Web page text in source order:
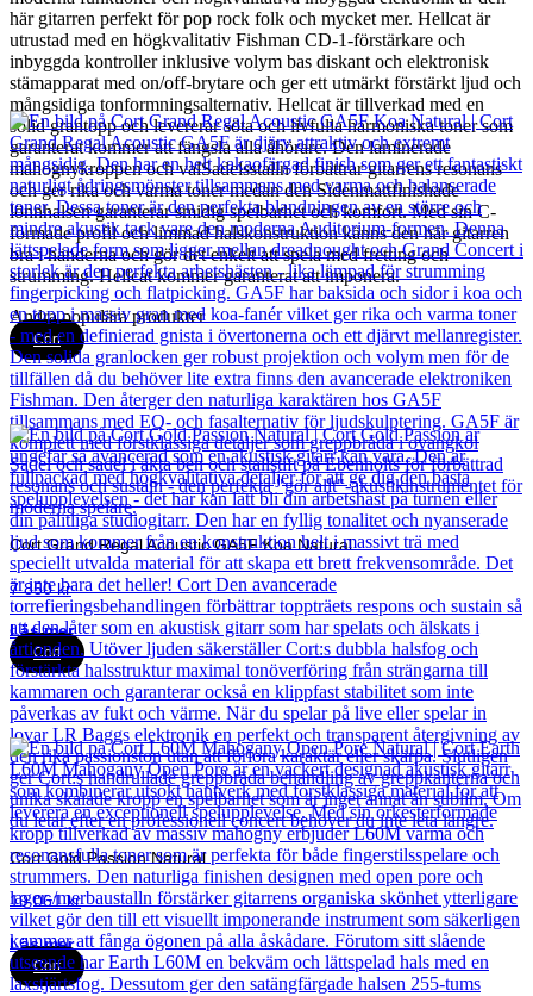
här gitarren perfekt för pop rock folk och mycket mer. Hellcat är
utrustad med en högkvalitativ Fishman CD-1-förstärkare och
inbyggda kontroller inklusive volym bas diskant och elektronisk
stämapparat med on/off-brytare och ger ett utmärkt förstärkt ljud och
mångsidiga tonformningsalternativ. Hellcat är tillverkad med en
solid grantopp och levererar söta och livfulla harmoniska toner som
garanterat kommer att fängsla alla åhörare. Den laminerade
mahognykroppen och valSadelsstalln förbättrar gitarrens resonans
och ger rika och varma toner medan den Sidenmattfinishade
lönnhalsen garanterar smidig spelbarhet och komfort. Med sin C-
formade profil och limmad halskonstruktion känns den här gitarren
bra i händerna och gör det enkelt att spela med fretting och
strumming. Hellcat kommer garanterat att imponera.
Andra populära produkter
Cort
Cort Grand Regal Acoustic GA5F Koa Natural
7 850kr
Läs mer
Cort
Cort Gold Passion Natural
19 061kr
Läs mer
Cort